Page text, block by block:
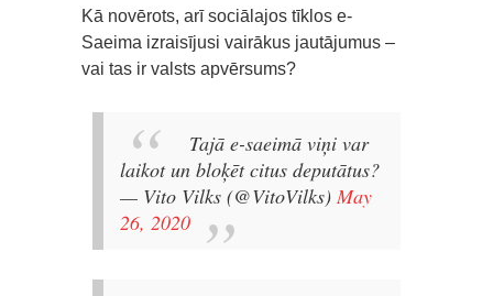
Kā novērots, arī sociālajos tīklos e-
Saeima izraisījusi vairākus jautājumus –
vai tas ir valsts apvērsums?
Tajā e-saeimā viņi var
laikot un bloķēt citus deputātus?
— Vito Vilks (@VitoVilks) May
26, 2020